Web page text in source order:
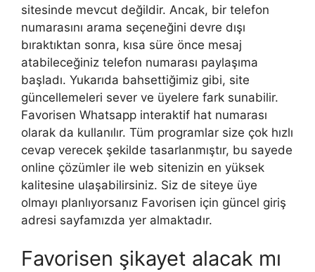
sitesinde mevcut değildir. Ancak, bir telefon
numarasını arama seçeneğini devre dışı
bıraktıktan sonra, kısa süre önce mesaj
atabileceğiniz telefon numarası paylaşıma
başladı. Yukarıda bahsettiğimiz gibi, site
güncellemeleri sever ve üyelere fark sunabilir.
Favorisen Whatsapp interaktif hat numarası
olarak da kullanılır. Tüm programlar size çok hızlı
cevap verecek şekilde tasarlanmıştır, bu sayede
online çözümler ile web sitenizin en yüksek
kalitesine ulaşabilirsiniz. Siz de siteye üye
olmayı planlıyorsanız Favorisen için güncel giriş
adresi sayfamızda yer almaktadır.
Favorisen şikayet alacak mı